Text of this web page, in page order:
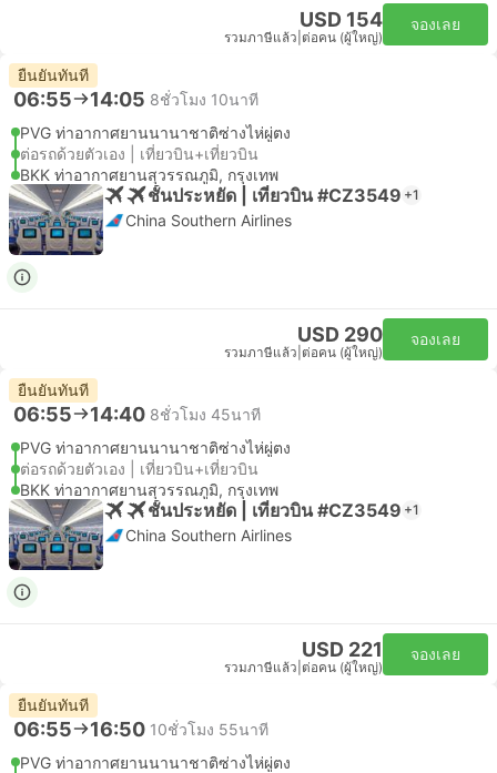
USD 154
รวมภาษีแล้ว ต่อคน (ผู้ใหญ่)
จองเลย
ยืนยันทันที
06:55 14:05 8ชั่วโมง 10นาที
PVG ท่าอากาศยานนานาชาติซ่างไห่ผู่ตง
ต่อรถด้วยตัวเอง | เที่ยวบิน+เที่ยวบิน
BKK ท่าอากาศยานสุวรรณภูมิ, กรุงเทพ
ชั้นประหยัด | เที่ยวบิน #CZ3549 +1
China Southern Airlines
USD 290
รวมภาษีแล้ว ต่อคน (ผู้ใหญ่)
จองเลย
ยืนยันทันที
06:55 14:40 8ชั่วโมง 45นาที
PVG ท่าอากาศยานนานาชาติซ่างไห่ผู่ตง
ต่อรถด้วยตัวเอง | เที่ยวบิน+เที่ยวบิน
BKK ท่าอากาศยานสุวรรณภูมิ, กรุงเทพ
ชั้นประหยัด | เที่ยวบิน #CZ3549 +1
China Southern Airlines
USD 221
รวมภาษีแล้ว ต่อคน (ผู้ใหญ่)
จองเลย
ยืนยันทันที
06:55 16:50 10ชั่วโมง 55นาที
PVG ท่าอากาศยานนานาชาติซ่างไห่ผู่ตง